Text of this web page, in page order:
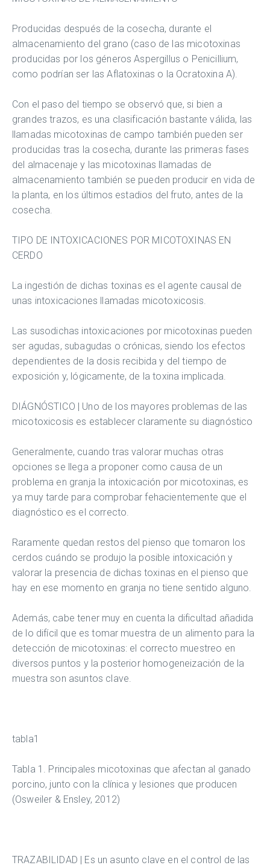
Producidas después de la cosecha, durante el
almacenamiento del grano (caso de las micotoxinas
producidas por los géneros Aspergillus o Penicillium,
como podrían ser las Aflatoxinas o la Ocratoxina A).
Con el paso del tiempo se observó que, si bien a
grandes trazos, es una clasificación bastante válida, las
llamadas micotoxinas de campo también pueden ser
producidas tras la cosecha, durante las primeras fases
del almacenaje y las micotoxinas llamadas de
almacenamiento también se pueden producir en vida de
la planta, en los últimos estadios del fruto, antes de la
cosecha.
TIPO DE INTOXICACIONES POR MICOTOXINAS EN
CERDO
La ingestión de dichas toxinas es el agente causal de
unas intoxicaciones llamadas micotoxicosis.
Las susodichas intoxicaciones por micotoxinas pueden
ser agudas, subagudas o crónicas, siendo los efectos
dependientes de la dosis recibida y del tiempo de
exposición y, lógicamente, de la toxina implicada.
DIÁGNÓSTICO | Uno de los mayores problemas de las
micotoxicosis es establecer claramente su diagnóstico
Generalmente, cuando tras valorar muchas otras
opciones se llega a proponer como causa de un
problema en granja la intoxicación por micotoxinas, es
ya muy tarde para comprobar fehacientemente que el
diagnóstico es el correcto.
Raramente quedan restos del pienso que tomaron los
cerdos cuándo se produjo la posible intoxicación y
valorar la presencia de dichas toxinas en el pienso que
hay en ese momento en granja no tiene sentido alguno.
Además, cabe tener muy en cuenta la dificultad añadida
de lo difícil que es tomar muestra de un alimento para la
detección de micotoxinas: el correcto muestreo en
diversos puntos y la posterior homogeneización de la
muestra son asuntos clave.
tabla1
Tabla 1. Principales micotoxinas que afectan al ganado
porcino, junto con la clínica y lesiones que producen
(Osweiler & Ensley, 2012)
TRAZABILIDAD | Es un asunto clave en el control de las